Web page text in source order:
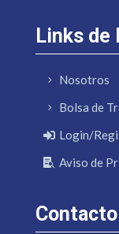
Links de
Nosotros
Bolsa de
Login/
Aviso de
Contacto